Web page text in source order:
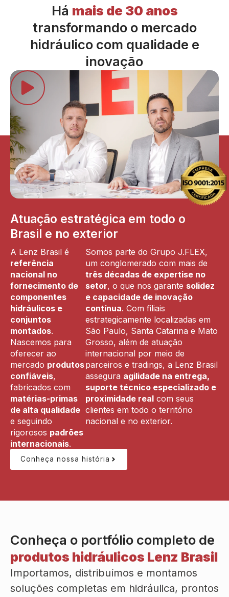
Há mais de 30 anos
transformando o mercado
hidráulico com qualidade e
inovação
Assista ao vídeo abaixo ↓
Atuação estratégica em todo o
Brasil e no exterior
A Lenz Brasil é
referência
nacional no
fornecimento de
componentes
hidráulicos e
conjuntos
montados.
Nascemos para
oferecer ao
mercado produtos
confiáveis,
fabricados com
matérias-primas
de alta qualidade
e seguindo
rigorosos padrões
internacionais.
Somos parte do Grupo J.FLEX,
um conglomerado com mais de
três décadas de expertise no
setor, o que nos garante solidez
e capacidade de inovação
contínua. Com filiais
estrategicamente localizadas em
São Paulo, Santa Catarina e Mato
Grosso, além de atuação
internacional por meio de
parceiros e tradings, a Lenz Brasil
assegura agilidade na entrega,
suporte técnico especializado e
proximidade real com seus
clientes em todo o território
nacional e no exterior.
Conheça nossa história
Conheça o portfólio completo de
produtos hidráulicos Lenz Brasil
Importamos, distribuímos e montamos
soluções completas em hidráulica, prontos